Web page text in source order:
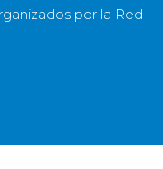
por la Red